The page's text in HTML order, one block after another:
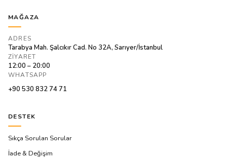
MAĞAZA
ADRES
Tarabya Mah. Şalcıkır Cad. No 32A, Sarıyer/İstanbul
ZIYARET
12:00 – 20:00
WHATSAPP
+90 530 832 74 71
DESTEK
Sıkça Sorulan Sorular
İade & Değişim